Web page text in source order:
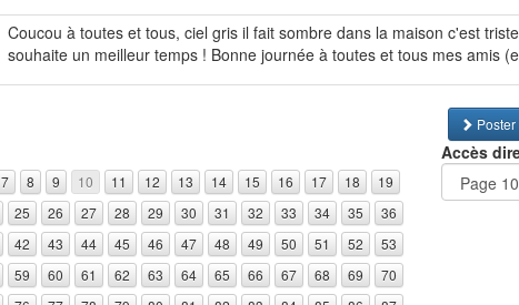
Coucou à toutes et tous, ciel gris il fait sombre dans la maison c'est
souhaite un meilleur temps ! Bonne journée à toutes et tous mes amis
7 8 9 10 11 12 13 14 15 16 17 18
19
25 26 27 28 29 30 31 32 33 34 35
36
42 43 44 45 46 47 48 49 50 51 52
53
59 60 61 62 63 64 65 66 67 68 69
70
Accès